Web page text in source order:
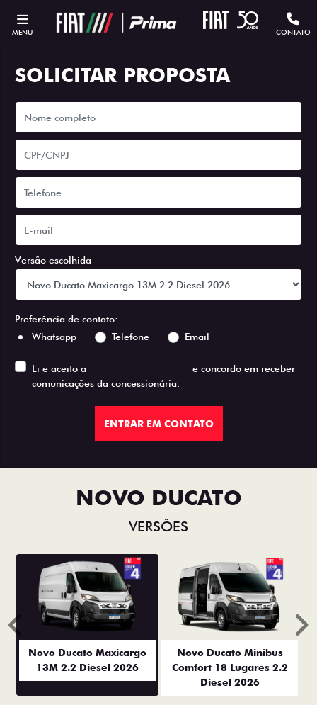
MENU CONTATO
SOLICITAR PROPOSTA
Versão escolhida
Preferência de contato:
Whatsapp
Telefone Email
Li e aceito a
e concordo em receber
comunicações da concessionária.
ENTRAR EM CONTATO
NOVO DUCATO
VERSÕES
Novo Ducato Maxicargo
13M 2.2 Diesel 2026
Novo Ducato Minibus
Comfort 18 Lugares 2.2
Diesel 2026
Anterior